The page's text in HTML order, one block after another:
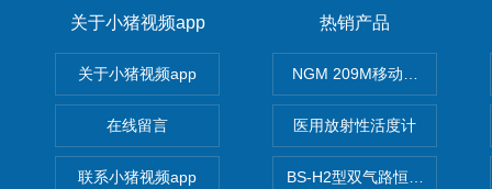
关于小猪视频app
关于小猪视频app
在线留言
联系小猪视频app
热销产品
NGM 209M移动式惰性气体
医用放射性活度计
BS-H2型双气路恒流大气采样